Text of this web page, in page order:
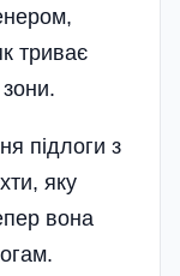
триває
підлоги з
яку
вона